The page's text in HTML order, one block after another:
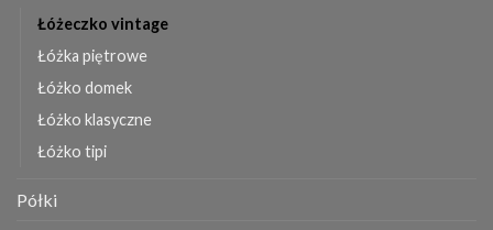
Łóżeczko vintage
Łóżka piętrowe
Łóżko domek
Łóżko klasyczne
Łóżko tipi
Półki